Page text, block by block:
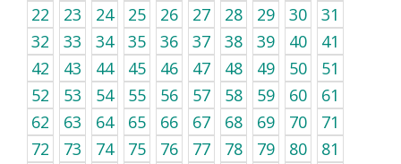
22
23 24 25 26 27 28 29 30
31
32
33 34 35 36 37 38 39 40
41
42
43 44 45 46 47 48 49 50
51
52
53 54 55 56 57 58 59 60
61
62
63 64 65 66 67 68 69 70
71
72
73 74 75 76 77 78 79 80
81